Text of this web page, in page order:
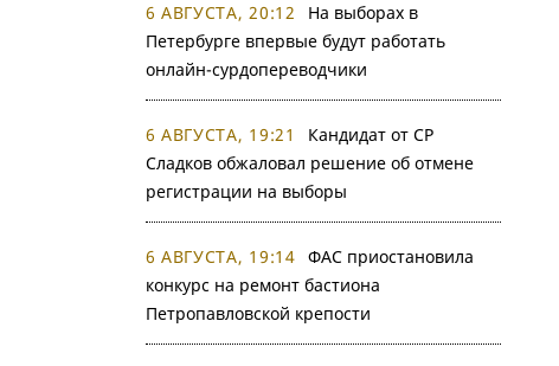
6 АВГУСТА, 20:12
На выборах в
Петербурге впервые будут работать
онлайн-сурдопереводчики
6 АВГУСТА, 19:21
Кандидат от СР
Сладков обжаловал решение об отмене
регистрации на выборы
6 АВГУСТА, 19:14 ФАС приостановила
конкурс на ремонт бастиона
Петропавловской крепости